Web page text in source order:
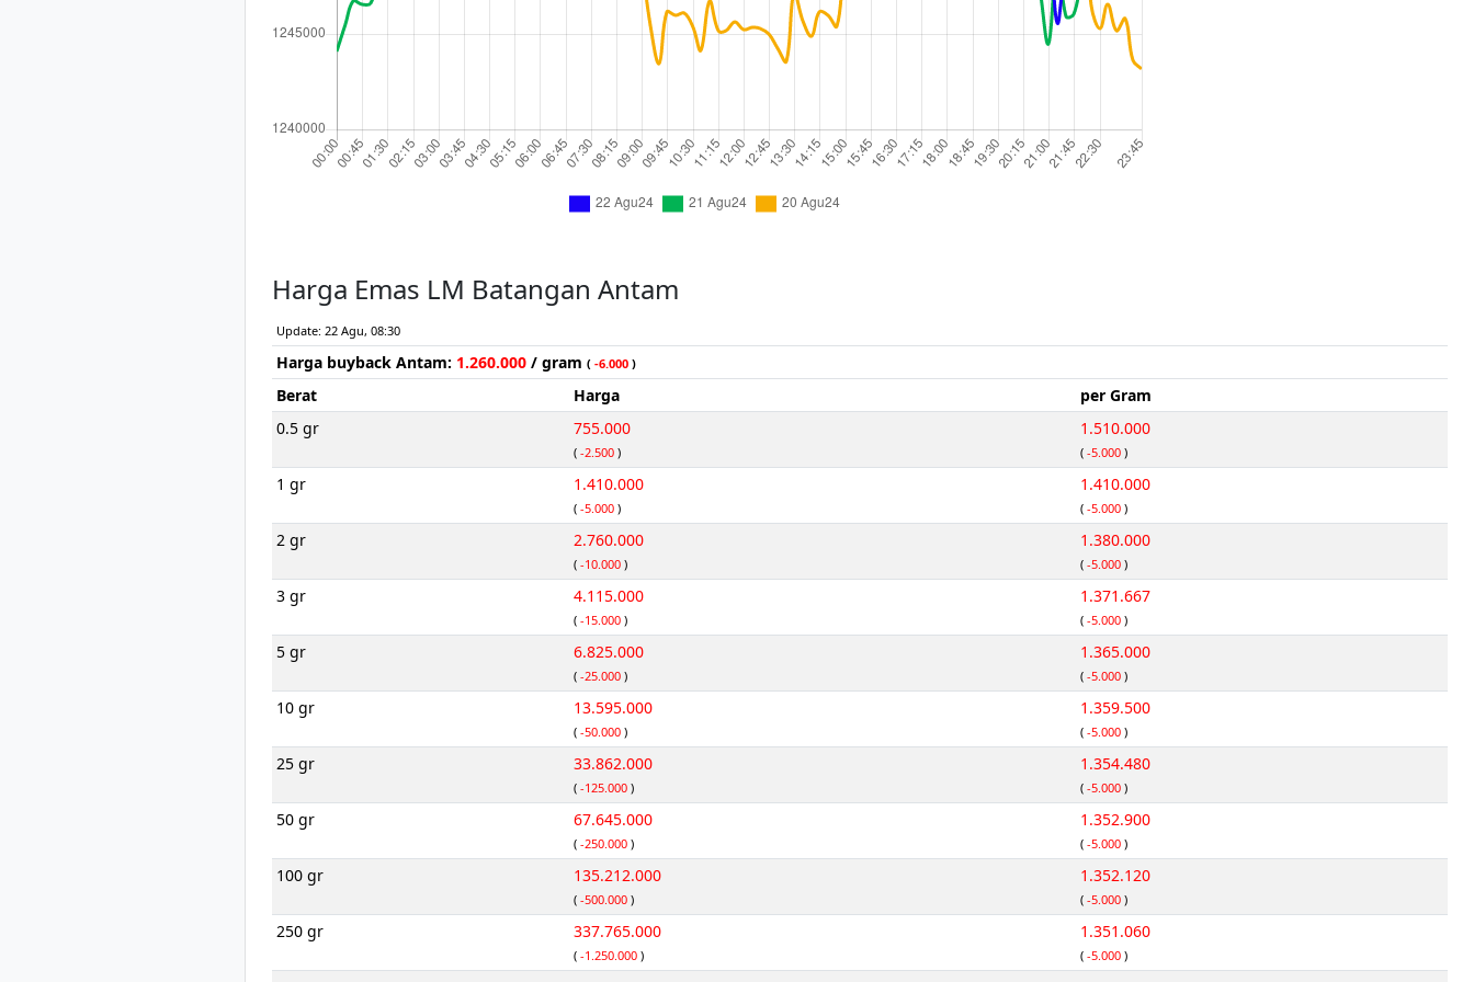
Harga Emas LM Batangan Antam
Update: 22 Agu, 08:30
Harga buyback Antam: 1.260.000 / gram ( -6.000 )
Berat Harga
per Gram
0.5 gr
755.000
( -2.500 )
1.510.000
( -5.000 )
1 gr 1.410.000
( -5.000 )
1.410.000
( -5.000 )
2 gr 2.760.000
( -10.000 )
1.380.000
( -5.000 )
3 gr 4.115.000
( -15.000 )
1.371.667
( -5.000 )
5 gr 6.825.000
( -25.000 )
1.365.000
( -5.000 )
10 gr 13.595.000
( -50.000 )
1.359.500
( -5.000 )
25 gr 33.862.000
( -125.000 )
1.354.480
( -5.000 )
50 gr 67.645.000
( -250.000 )
1.352.900
( -5.000 )
100 gr 135.212.000
( -500.000 )
1.352.120
( -5.000 )
250 gr 337.765.000
( -1.250.000 )
1.351.060
( -5.000 )